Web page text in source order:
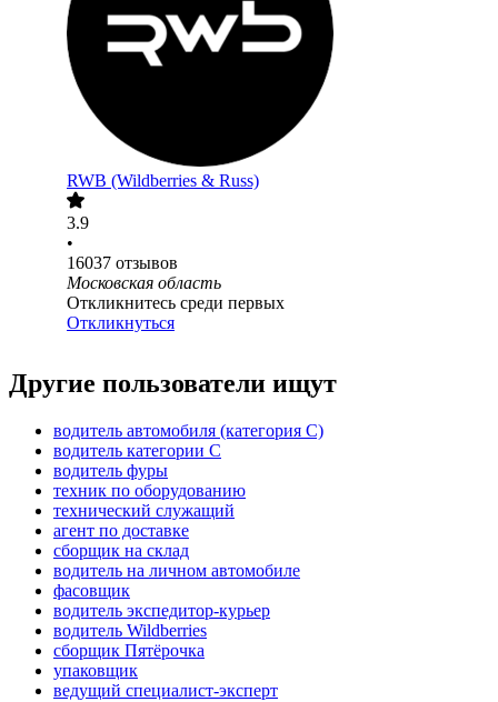
RWB (Wildberries & Russ)
3.9
•
16037 отзывов
Московская область
Откликнитесь среди первых
Откликнуться
Другие пользователи ищут
водитель автомобиля (категория C)
водитель категории C
водитель фуры
техник по оборудованию
технический служащий
агент по доставке
сборщик на склад
водитель на личном автомобиле
фасовщик
водитель экспедитор-курьер
водитель Wildberries
сборщик Пятёрочка
упаковщик
ведущий специалист-эксперт